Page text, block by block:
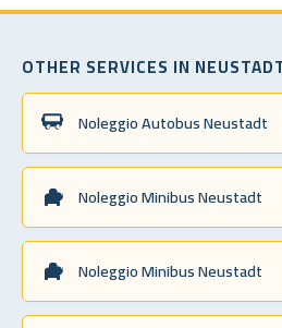
OTHER SERVICES IN
Noleggio Autobus Neustadt
Noleggio Minibus Neustadt
Noleggio Minibus Neustadt